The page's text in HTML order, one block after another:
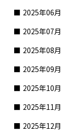
2025年06月
2025年07月
2025年08月
2025年09月
2025年10月
2025年11月
2025年12月